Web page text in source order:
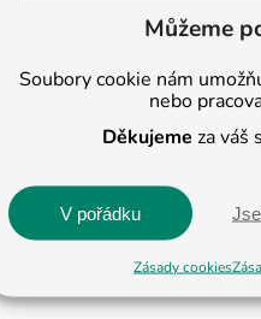
Můžeme
Soubory cookie nám
nebo
Děkujeme za váš
V pořádku
Zásady cookies
I my připravujeme
učivo, které je obsaženo v
student u přijímacích
potřeb může být
začít?